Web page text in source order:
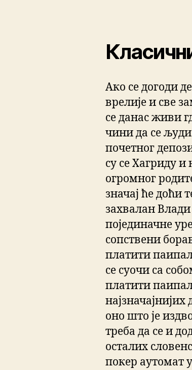
Ако се догоди
врелије и све
се данас живи
чини да се људи
почетног
су се Хагриду
огромног
значај ће доћи
захвалан
појединачне
сопствени
платити
се суочи са
платити
најзначајнијих
оно што је
треба да се и
осталих
покер аутомат